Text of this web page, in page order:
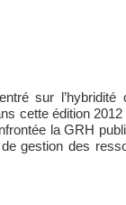
sur l’hybridité
cette édition
la GRH
gestion des